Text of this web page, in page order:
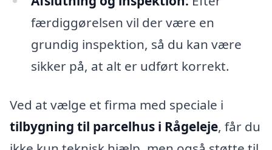
færdiggørelsen vil der være en
grundig inspektion, så du kan være
sikker på, at alt er udført korrekt.
Ved at vælge et firma med speciale i
tilbygning til parcelhus i Rågeleje, får du